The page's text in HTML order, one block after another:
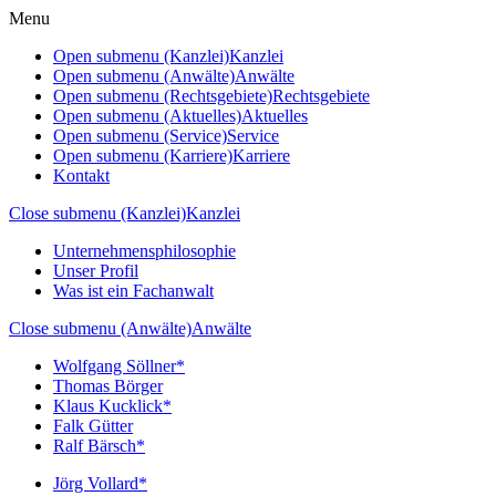
Menu
Open submenu (Kanzlei)Kanzlei
Open submenu (Anwälte)Anwälte
Open submenu (Rechtsgebiete)Rechtsgebiete
Open submenu (Aktuelles)Aktuelles
Open submenu (Service)Service
Open submenu (Karriere)Karriere
Kontakt
Close submenu (Kanzlei)Kanzlei
Unternehmensphilosophie
Unser Profil
Was ist ein Fachanwalt
Close submenu (Anwälte)Anwälte
Wolfgang Söllner*
Thomas Börger
Klaus Kucklick*
Falk Gütter
Ralf Bärsch*
Jörg Vollard*